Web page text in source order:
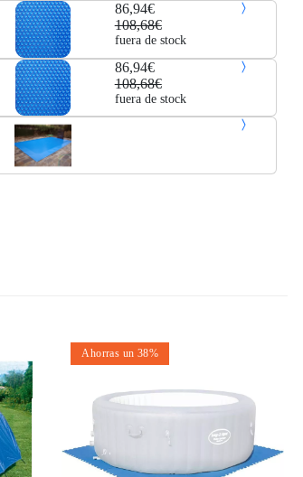
86,94€
108,68€
fuera de stock
86,94€
108,68€
fuera de stock
Ahorras un 38%